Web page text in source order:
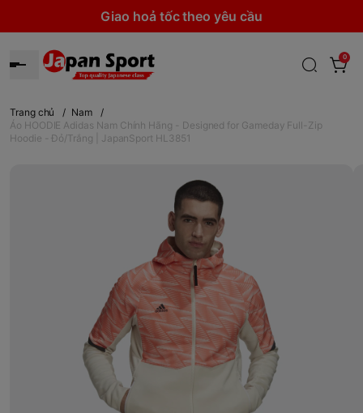
Giao hoả tốc theo yêu cầu
0
Trang chủ / Nam
/
Áo HOODIE Adidas Nam Chính Hãng - Designed for Gameday Full-Zip
Hoodie - Đỏ/Trắng | JapanSport HL3851